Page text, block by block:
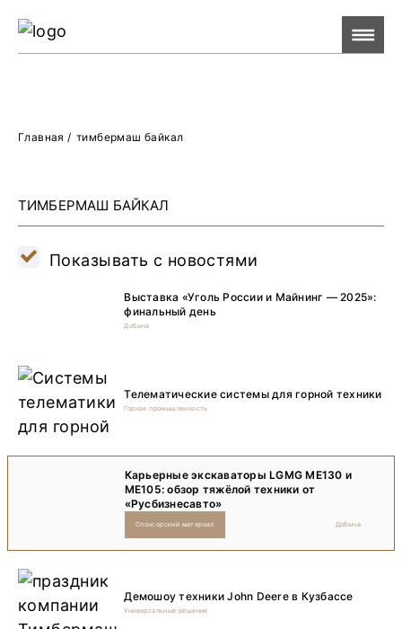
Главная / тимбермаш байкал
ТИМБЕРМАШ БАЙКАЛ
Показывать с новостями
Выставка «Уголь России и Майнинг — 2025»:
финальный день
Добыча
Телематические системы для горной техники
Горная промышленность
Карьерные экскаваторы LGMG ME130 и
ME105: обзор тяжёлой техники от
«Русбизнесавто»
Добыча
Спонсорский материал
Демошоу техники John Deere в Кузбассе
Универсальные решения